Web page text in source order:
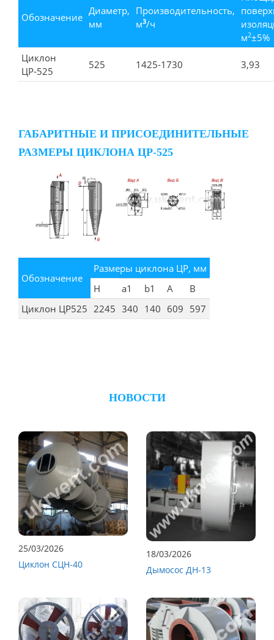
Обозначение
Диаметр,
мм
Производительность,
м3/ч
м2±5%
Циклон
ЦР-525
525 1425-1730 3,93
ГАБАРИТНЫЕ И ПРИСОЕДИНИТЕЛЬНЫЕ
РАЗМЕРЫ ЦИКЛОНА ЦР-525
Обозначение
Размеры циклона ЦР, мм
Н
а1 b1 А
B
Циклон ЦР525 2245 340 140 609 597
НОВОСТИ
25/03/2026
Циклон СЦН-40
18/03/2026
Дымосос ДН-13